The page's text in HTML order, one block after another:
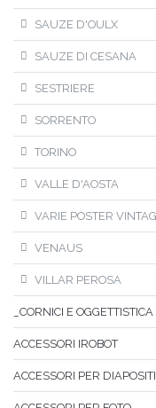
SAUZE D'OULX
SAUZE DI CESANA
SESTRIERE
SORRENTO
TORINO
VALLE D'AOSTA
VARIE POSTER
VENAUS
VILLAR PEROSA
_CORNICI E
ACCESSORI IROBOT
ACCESSORI PER